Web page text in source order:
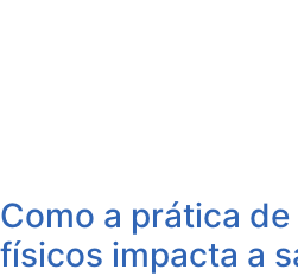
Como a prática
físicos impacta a